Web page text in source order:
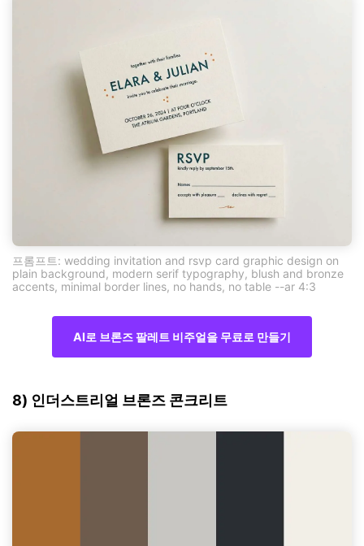
프롬프트: wedding invitation and rsvp card graphic design on
plain background, modern serif typography, blush and bronze
accents, minimal border lines, no hands, no table --ar 4:3
AI로 브론즈 팔레트 비주얼을 무료로 만들기
8) 인더스트리얼 브론즈 콘크리트